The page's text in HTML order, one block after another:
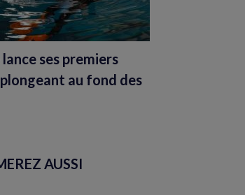
lance ses premiers
au fond des
AUSSI